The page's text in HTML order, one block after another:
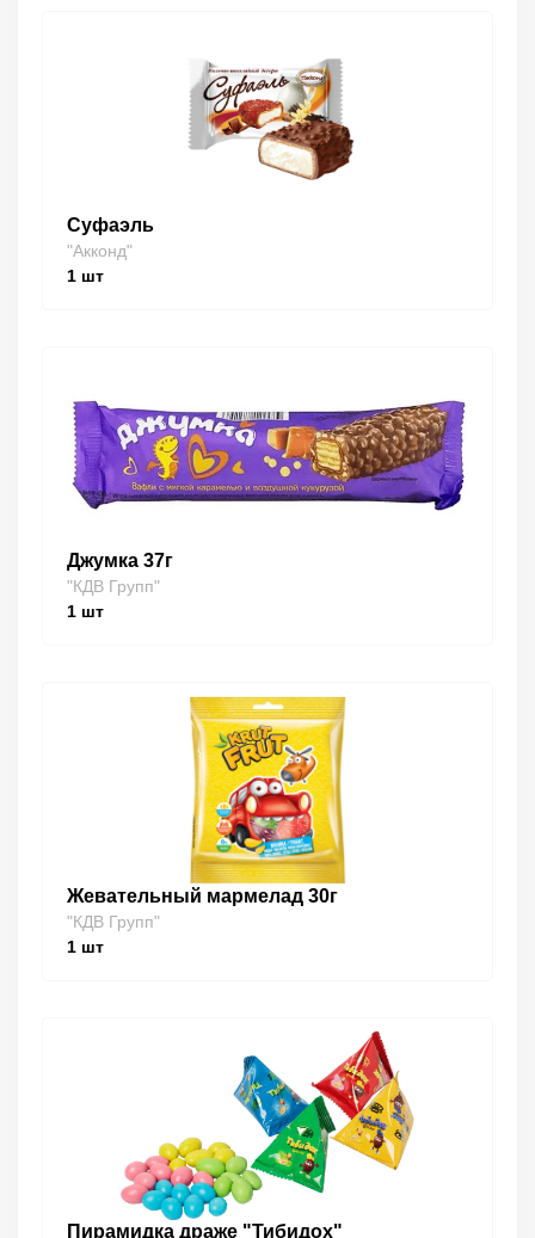
Суфаэль
"Акконд"
1 шт
Джумка 37г
"КДВ Групп"
1 шт
Жевательный мармелад 30г
"КДВ Групп"
1 шт
Пирамидка драже "Тибидох"